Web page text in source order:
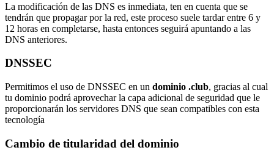
La modificación de las DNS es inmediata, ten en cuenta que se
tendrán que propagar por la red, este proceso suele tardar entre 6 y
12 horas en completarse, hasta entonces seguirá apuntando a las
DNS anteriores.
DNSSEC
Permitimos el uso de DNSSEC en un dominio .club, gracias al cual
tu dominio podrá aprovechar la capa adicional de seguridad que le
proporcionarán los servidores DNS que sean compatibles con esta
tecnología
Cambio de titularidad del dominio